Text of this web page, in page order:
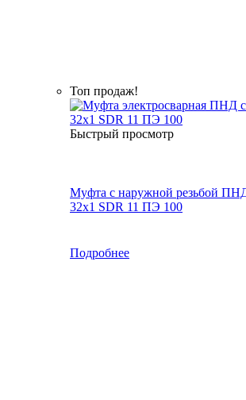
Топ продаж!
Быстрый просмотр
Муфта с наружной резьбой ПНД
32x1 SDR 11 ПЭ 100
Подробнее